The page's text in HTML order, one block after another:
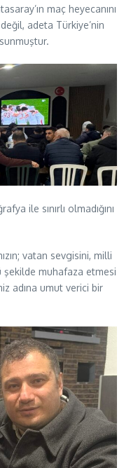
maç heyecanını
adeta Türkiye’nin
ile sınırlı olmadığını
vatan sevgisini, milli
muhafaza etmesi
adına umut verici bir